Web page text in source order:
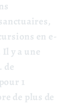
en e-
y a une
de
1
de plus de